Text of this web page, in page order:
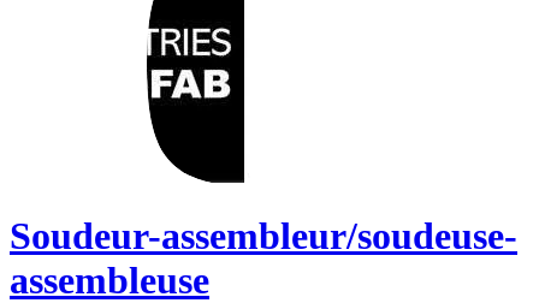
Soudeur-assembleur/soudeuse-
assembleuse